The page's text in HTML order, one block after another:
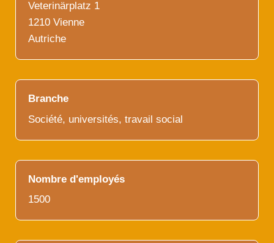
Veterinärplatz 1
1210 Vienne
Autriche
Branche
Société, universités, travail social
Nombre d'employés
1500